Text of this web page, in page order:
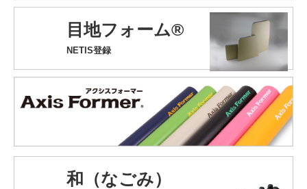
目地フォーム®
NETIS登録
和（なごみ）